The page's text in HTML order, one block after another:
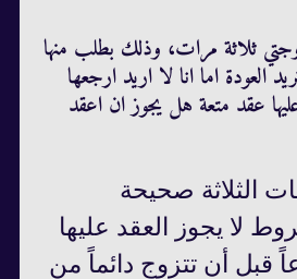
ثلاثة مرات، وذلك بطلب منها
العودة اما انا لا اريد ارجعها
عقد متعة هل يجوز ان اعقد
الثلاثة صحيحة
لا يجوز العقد عليها
قبل أن تتزوج دائماً من